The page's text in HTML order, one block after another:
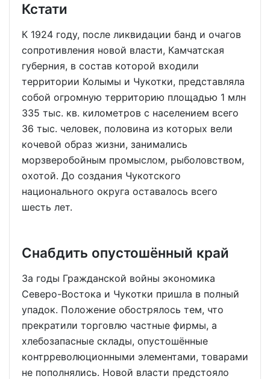
Кстати
К 1924 году, после ликвидации банд и очагов
сопротивления новой власти, Камчатская
губерния, в состав которой входили
территории Колымы и Чукотки, представляла
собой огромную территорию площадью 1 млн
335 тыс. кв. километров с населением всего
36 тыс. человек, половина из которых вели
кочевой образ жизни, занимались
морзверобойным промыслом, рыболовством,
охотой. До создания Чукотского
национального округа оставалось всего
шесть лет.
Снабдить опустошённый край
За годы Гражданской войны экономика
Северо-Востока и Чукотки пришла в полный
упадок. Положение обострялось тем, что
прекратили торговлю частные фирмы, а
хлебозапасные склады, опустошённые
контрреволюционными элементами, товарами
не пополнялись. Новой власти предстояло